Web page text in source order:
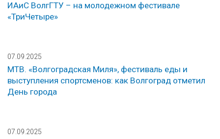
ИАиС ВолгГТУ – на молодежном фестивале
«ТриЧетыре»
07.09.2025
МТВ. «Волгоградская Миля», фестиваль еды и
выступления спортсменов: как Волгоград отметил
День города
07.09.2025